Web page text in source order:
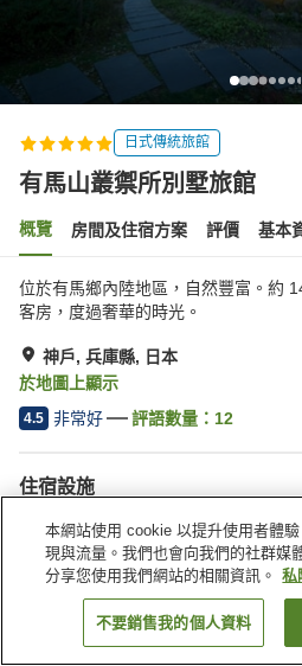
日式傳統旅館
有馬山叢禦所別墅旅館
概覽 房間及住宿方案 評價 基本
位於有馬鄉內陸地區，自然豐富。約
客房，度過奢華的時光。
神戶, 兵庫縣, 日本
於地圖上顯示
4.5 非常好 評語數量： 12
住宿設施
接送服務
送
喚醒服務
食
找客房
本網站使用 cookie 以提升使用者體
現與流量。我們也會向我們的社群媒
分享您使用我們網站的相關資訊。
私
不要銷售我的個人資料